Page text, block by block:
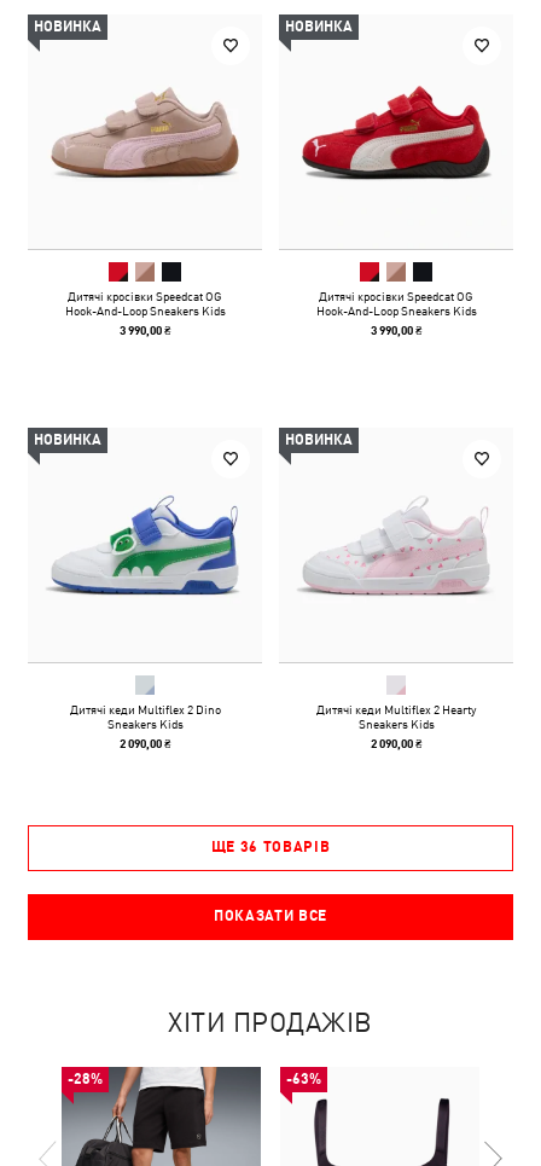
НОВИНКА
Дитячі кросівки Speedcat OG
Hook-And-Loop Sneakers Kids
3 990,00 ₴
НОВИНКА
Дитячі кросівки Speedcat OG
Hook-And-Loop Sneakers Kids
3 990,00 ₴
НОВИНКА
Дитячі кеди Multiflex 2 Dino
Sneakers Kids
2 090,00 ₴
НОВИНКА
Дитячі кеди Multiflex 2 Hearty
Sneakers Kids
2 090,00 ₴
ЩЕ 36 ТОВАРІВ
ПОКАЗАТИ ВСЕ
ХІТИ ПРОДАЖІВ
-28% -63%